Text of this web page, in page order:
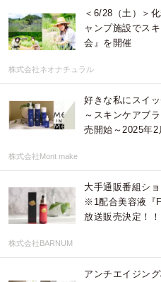
＜6/28（土）＞
ャンプ施設でス
会』を開催
株式会社ネオナチュラル
好きな私にスイ
～スキンケアブ
売開始～2025年2
株式会社Mont make
大手通販番組シ
※1配合美容液『
放送販売決定！！
株式会社BARNUM
アンチエイジン